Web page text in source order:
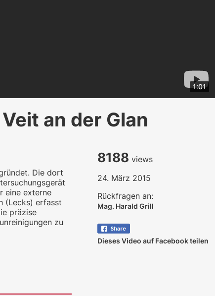
1:01
an der Glan
Die dort
eine externe
(Lecks) erfasst
präzise
zu
8188 views
24. März 2015
Rückfragen an:
Mag. Harald Grill
Dieses Video auf Facebook teilen